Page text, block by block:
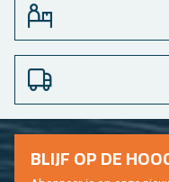
BLIJF OP DE